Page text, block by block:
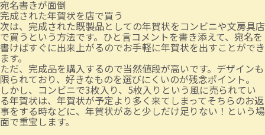
宛名書きが面倒
完成された年賀状を店で買う
次は、完成された既製品としての年賀状をコンビニや文房具店
で買うという方法です。ひと言コメントを書き添えて、宛名を
書けばすぐに出来上がるのでお手軽に年賀状を出すことができ
ます。
ただ、完成品を購入するので当然値段が高いです。デザインも
限られており、好きなものを選びにくいのが残念ポイント。
しかし、コンビニで3枚入り、5枚入りという風に売られてい
る年賀状は、年賀状が予定より多く来てしまってそちらのお返
事をする時などに、年賀状があと少しだけ足りない！という場
面で重宝します。